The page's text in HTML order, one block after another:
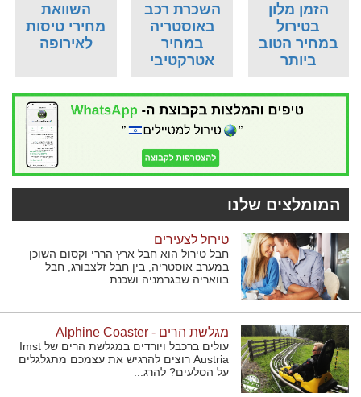
הזמן מלון
בטירול
במחיר הטוב
ביותר
השכרת רכב
באוסטריה
במחיר
אטרקטיבי
השוואת
מחירי טיסות
לאירופה
המומלצים שלנו
טירול לצעירים
חבל טירול הוא חבל ארץ הררי וקסום השוכן
במערב אוסטריה, בין חבל זלצבורג, חבל
בוואריה שבגרמניה ושכנת...
מגלשת הרים - Alphine Coaster
עולים ברכבל ויורדים במגלשת הרים של Imst
Austria רוצים להרגיש את עצמכם מתגלגלים
על הסלעים? להרג...